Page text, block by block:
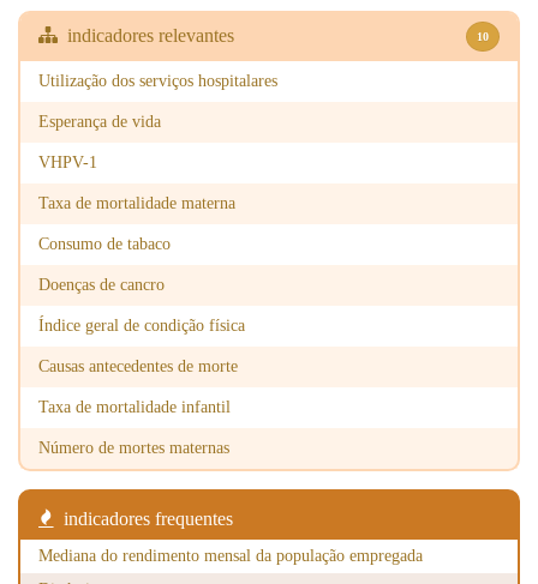
2025
Doenças do aparelho
digestivo
19 26 45
2025
2025
Algumas afecções
perinatal
2025
Sintomas, sinais e
resultados anormais de
laboratório, não
parte
mortalidade
2025 Outras 0 4
indicadores relevantes 10
Utilização dos serviços hospitalares
Esperança de vida
VHPV-1
Taxa de mortalidade materna
Consumo de tabaco
Doenças de cancro
Índice geral de condição física
Causas antecedentes de morte
Taxa de mortalidade infantil
Número de mortes maternas
indicadores frequentes
Mediana do rendimento mensal da população empregada